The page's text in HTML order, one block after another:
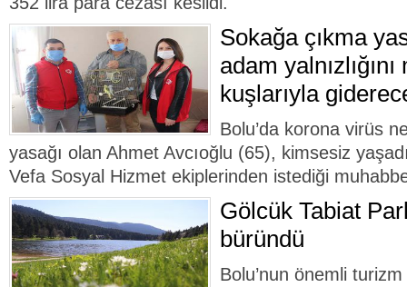
Sokağa çıkma
adam
kuşlarıyla
Bolu’da korona virüs
yasağı olan Ahmet Avcıoğlu (65), kimsesiz
Vefa Sosyal Hizmet ekiplerinden istediği
Gölcük Tabiat
büründü
Bolu’nun önemli